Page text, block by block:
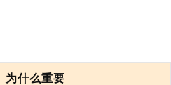
为什么重要